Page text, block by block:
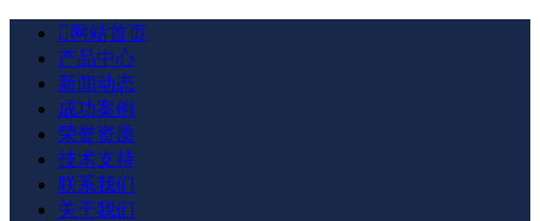
 网站首页
产品中心
新闻动态
成功案例
荣誉资质
技术支持
联系我们
关于我们